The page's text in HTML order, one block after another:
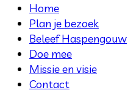
Home
Plan je bezoek
Beleef Haspengouw
Doe mee
Missie en visie
Contact